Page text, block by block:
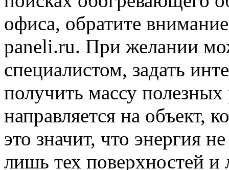
офиса, обратите
paneli.ru. При желании
специалистом, задать
получить массу
направляется на объект,
это значит, что энергия
лишь тех поверхностей